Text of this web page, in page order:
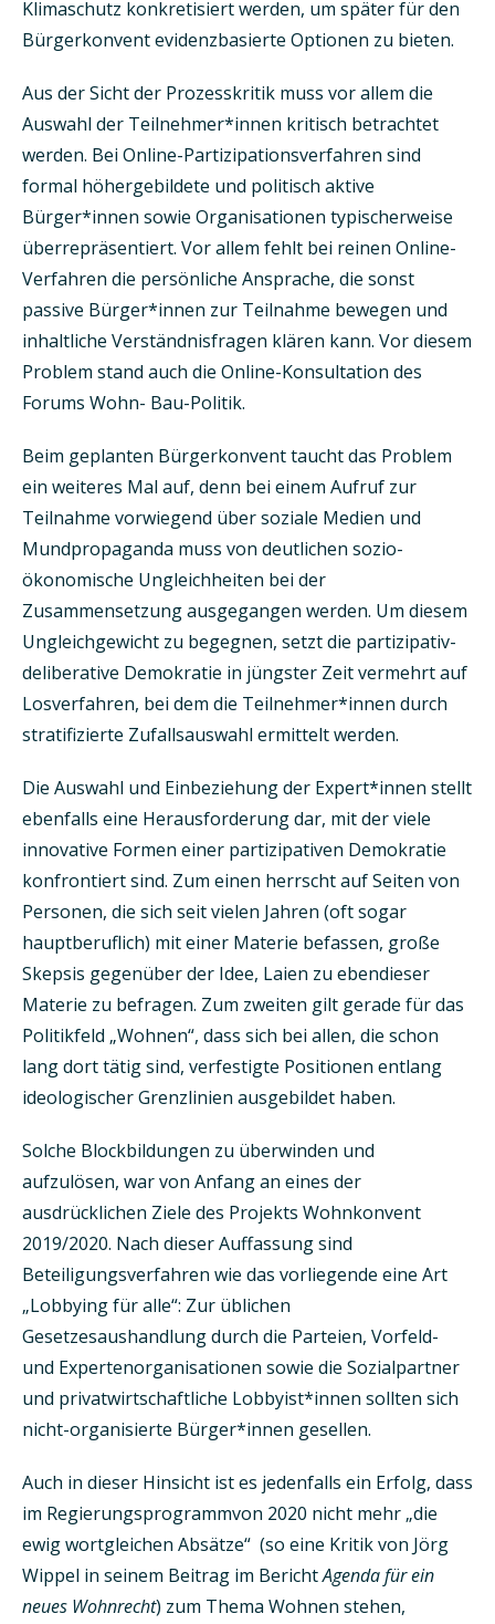
Klimaschutz konkretisiert werden, um später für den
Bürgerkonvent evidenzbasierte Optionen zu bieten.
Aus der Sicht der Prozesskritik muss vor allem die
Auswahl der Teilnehmer*innen kritisch betrachtet
werden. Bei Online-Partizipationsverfahren sind
formal höhergebildete und politisch aktive
Bürger*innen sowie Organisationen typischerweise
überrepräsentiert. Vor allem fehlt bei reinen Online-
Verfahren die persönliche Ansprache, die sonst
passive Bürger*innen zur Teilnahme bewegen und
inhaltliche Verständnisfragen klären kann. Vor diesem
Problem stand auch die Online-Konsultation des
Forums Wohn- Bau-Politik.
Beim geplanten Bürgerkonvent taucht das Problem
ein weiteres Mal auf, denn bei einem Aufruf zur
Teilnahme vorwiegend über soziale Medien und
Mundpropaganda muss von deutlichen sozio­
ökonomische Ungleichheiten bei der
Zusammensetzung ausgegangen werden. Um diesem
Ungleich­gewicht zu begegnen, setzt die partizipativ-
deliberative Demokratie in jüngster Zeit vermehrt auf
Losverfahren, bei dem die Teilnehmer*innen durch
stratifizierte Zufallsauswahl ermittelt werden.
Die Auswahl und Einbeziehung der Expert*innen stellt
ebenfalls eine Herausforderung dar, mit der viele
innovative Formen einer partizipativen Demokratie
konfrontiert sind. Zum einen herrscht auf Seiten von
Personen, die sich seit vielen Jahren (oft sogar
hauptberuflich) mit einer Materie befassen, große
Skepsis gegenüber der Idee, Laien zu ebendieser
Materie zu befragen. Zum zweiten gilt gerade für das
Politikfeld „Wohnen“, dass sich bei allen, die schon
lang dort tätig sind, verfestigte Positionen entlang
ideologischer Grenzlinien ausgebildet haben.
Solche Blockbildungen zu überwinden und
aufzulösen, war von Anfang an eines der
ausdrücklichen Ziele des Projekts Wohnkonvent
2019/2020. Nach dieser Auffassung sind
Beteiligungsverfahren wie das vorliegende eine Art
„Lobbying für alle“: Zur üblichen
Gesetzesaushandlung durch die Parteien, Vorfeld-
und Expertenorganisationen sowie die Sozialpartner
und privatwirtschaftliche Lobbyist*innen sollten sich
nicht-organisierte Bürger*innen gesellen.
Auch in dieser Hinsicht ist es jedenfalls ein Erfolg, dass
im Regierungsprogrammvon 2020 nicht mehr „die
ewig wortgleichen Absätze“ (so eine Kritik von Jörg
Wippel in seinem Beitrag im BerichtAgenda für ein
neues Wohnrecht) zum Thema Wohnen stehen,